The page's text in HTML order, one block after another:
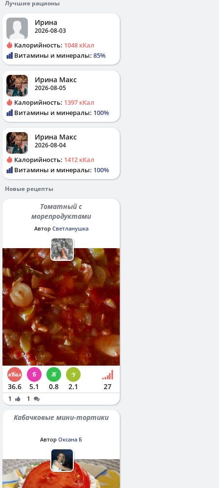
Лучшие рационы
Ирина
2026-08-03
Калорийность: 1048 кКал
Витамины и минералы: 85%
Ирина Макс
2026-08-05
Калорийность: 1397 кКал
Витамины и минералы: 100%
Ирина Макс
2026-08-04
Калорийность: 1412 кКал
Витамины и минералы: 100%
Новые рецепты
Томатный с
морепродуктами
Автор Светланушка
36.6 5.1 0.8 2.1 27
1 1
Кабачковые мини-тортики
Автор Оксана Б